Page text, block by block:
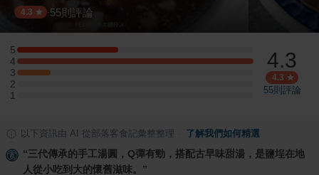
4.3 ·55則評論
5
5 星：3 則評論
4
4 星：7 則評論
3
3 星：1 則評論
2
2 星：0 則評論
1
1 星：0 則評論
4.3
4.3
55則評論
以下資訊由 AI 從部落客食記彙整整理 了解我們如何精選
“三代傳承的手工湯圓，Q彈有勁，搭配古早味甜湯，是鹽埕在地
人從小吃到大的懷舊滋味。 ”